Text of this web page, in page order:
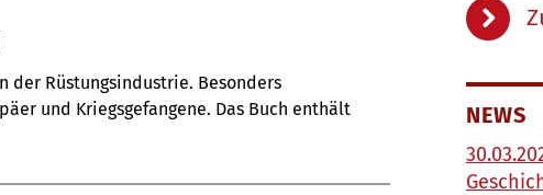
der Rüstungsindustrie. Besonders
und Kriegsgefangene. Das Buch enthält
NEWS